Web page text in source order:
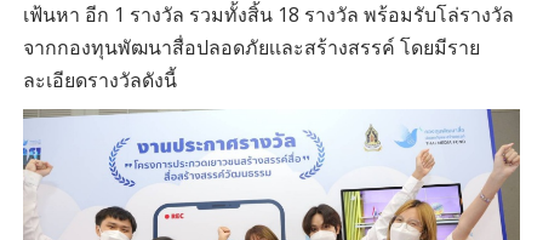
เฟ้นหา อีก 1 รางวัล รวมทั้งสิ้น 18 รางวัล พร้อมรับโล่รางวัล
จากกองทุนพัฒนาสื่อปลอดภัยเเละสร้างสรรค์ โดยมีราย
ละเอียดรางวัลดังนี้